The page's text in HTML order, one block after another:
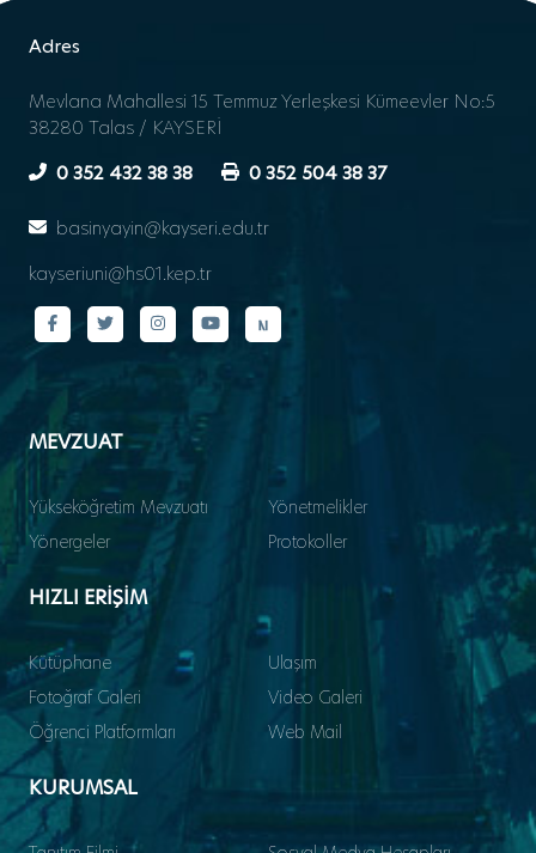
Adres
Mevlana Mahallesi 15 Temmuz Yerleşkesi Kümeevler No:5
38280 Talas / KAYSERİ
0 352 432 38 38
0 352 504 38 37
basinyayin@kayseri.edu.tr
kayseriuni@hs01.kep.tr
MEVZUAT
Yükseköğretim Mevzuatı
Yönetmelikler
Yönergeler
Protokoller
HIZLI ERİŞİM
Kütüphane
Ulaşım
Fotoğraf Galeri
Video Galeri
Öğrenci Platformları
Web Mail
KURUMSAL